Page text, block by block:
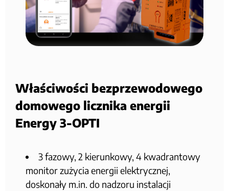
Właściwości bezprzewodowego
domowego licznika energii
Energy 3-OPTI
3 fazowy, 2 kierunkowy, 4 kwadrantowy
monitor zużycia energii elektrycznej,
doskonały m.in. do nadzoru instalacji